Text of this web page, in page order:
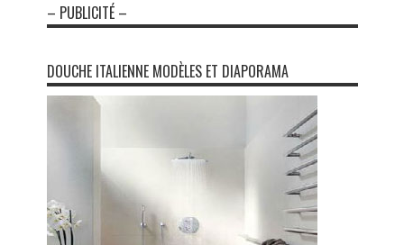
– PUBLICITÉ –
DOUCHE ITALIENNE MODÈLES ET DIAPORAMA